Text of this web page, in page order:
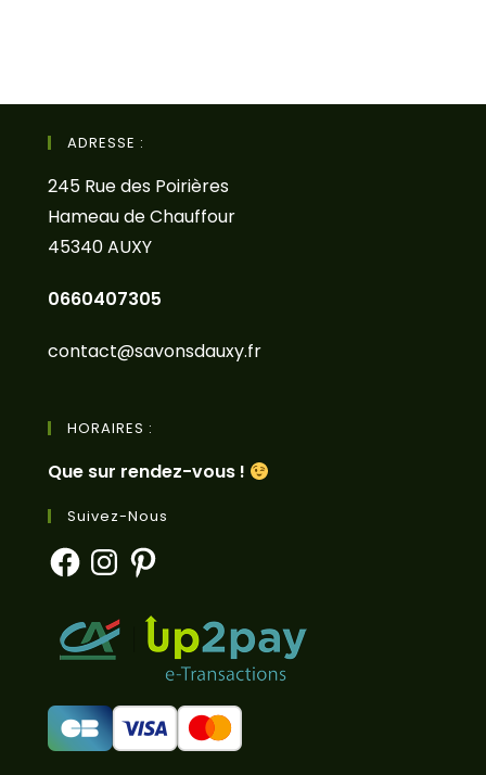
ADRESSE :
245 Rue des Poirières
Hameau de Chauffour
45340 AUXY
0660407305
contact@savonsdauxy.fr
HORAIRES :
Que sur rendez-vous !
Suivez-Nous
FacebookInstagramPinterest